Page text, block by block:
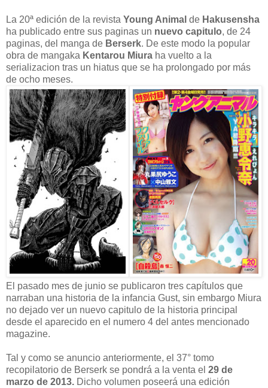
La 20ª edición de la revista Young Animal de Hakusensha
ha publicado entre sus paginas un nuevo capitulo, de 24
paginas, del manga de Berserk. De este modo la popular
obra de mangaka Kentarou Miura ha vuelto a la
serializacion tras un hiatus que se ha prolongado por más
de ocho meses.
El pasado mes de junio se publicaron tres capítulos que
narraban una historia de la infancia Gust, sin embargo Miura
no dejado ver un nuevo capitulo de la historia principal
desde el aparecido en el numero 4 del antes mencionado
magazine.
Tal y como se anuncio anteriormente, el 37° tomo
recopilatorio de Berserk se pondrá a la venta el 29 de
marzo de 2013. Dicho volumen poseerá una edición